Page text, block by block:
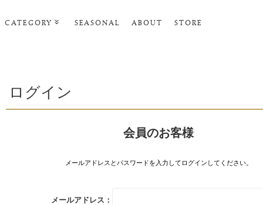
CATEGORY SEASONAL ABOUT STORE
ポーチ･トラベルグッズ
タオル・ヘアバンド
ログイン
会員のお客様
メールアドレスとパスワードを入力してログインしてください。
メールアドレス：